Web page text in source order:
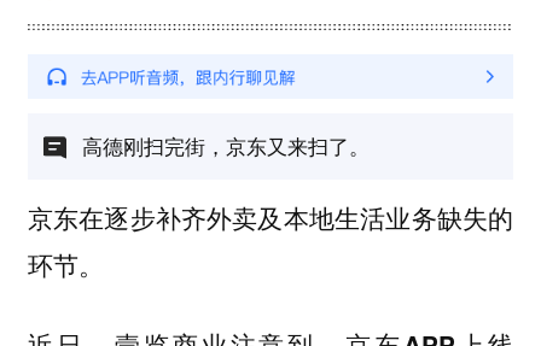
高德刚扫完街，京东又来扫了。
京东在逐步补齐外卖及本地生活业务缺失的
环节。